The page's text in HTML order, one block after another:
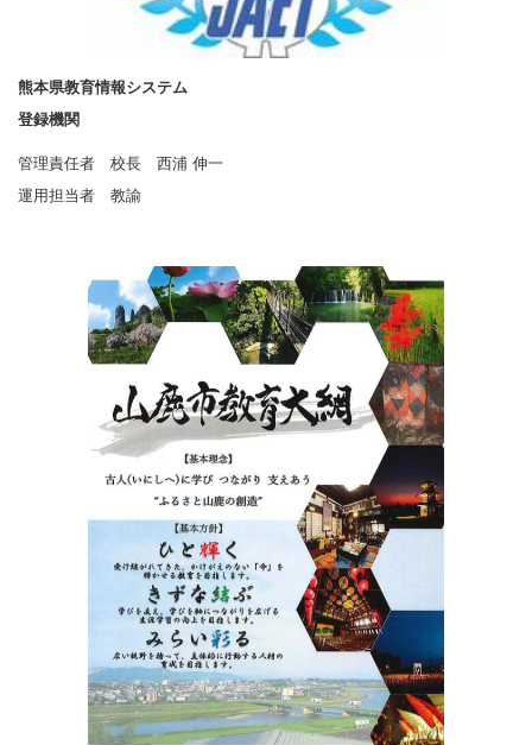
熊本県教育情報システム
登録機関
管理責任者 校長 西浦 伸一
運用担当者 教諭